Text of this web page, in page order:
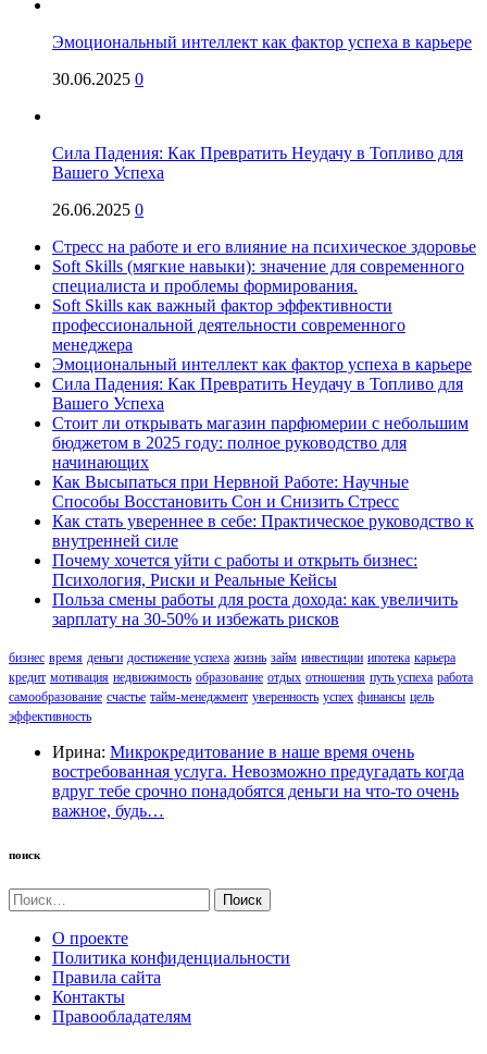
Эмоциональный интеллект как фактор успеха в карьере
30.06.2025 0
Сила Падения: Как Превратить Неудачу в Топливо для
Вашего Успеха
26.06.2025 0
Стресс на работе и его влияние на психическое здоровье
Soft Skills (мягкие навыки): значение для современного
специалиста и проблемы формирования.
Soft Skills как важный фактор эффективности
профессиональной деятельности современного
менеджера
Эмоциональный интеллект как фактор успеха в карьере
Сила Падения: Как Превратить Неудачу в Топливо для
Вашего Успеха
Стоит ли открывать магазин парфюмерии с небольшим
бюджетом в 2025 году: полное руководство для
начинающих
Как Высыпаться при Нервной Работе: Научные
Способы Восстановить Сон и Снизить Стресс
Как стать увереннее в себе: Практическое руководство к
внутренней силе
Почему хочется уйти с работы и открыть бизнес:
Психология, Риски и Реальные Кейсы
Польза смены работы для роста дохода: как увеличить
зарплату на 30-50% и избежать рисков
бизнес время деньги достижение успеха жизнь займ инвестиции ипотека карьера
кредит мотивация недвижимость образование отдых отношения путь успеха работа
самообразование счастье тайм-менеджмент уверенность успех финансы цель
эффективность
Ирина: Микрокредитование в наше время очень
востребованная услуга. Невозможно предугадать когда
вдруг тебе срочно понадобятся деньги на что-то очень
важное, будь…
поиск
Найти:
О проекте
Политика конфиденциальности
Правила сайта
Контакты
Правообладателям